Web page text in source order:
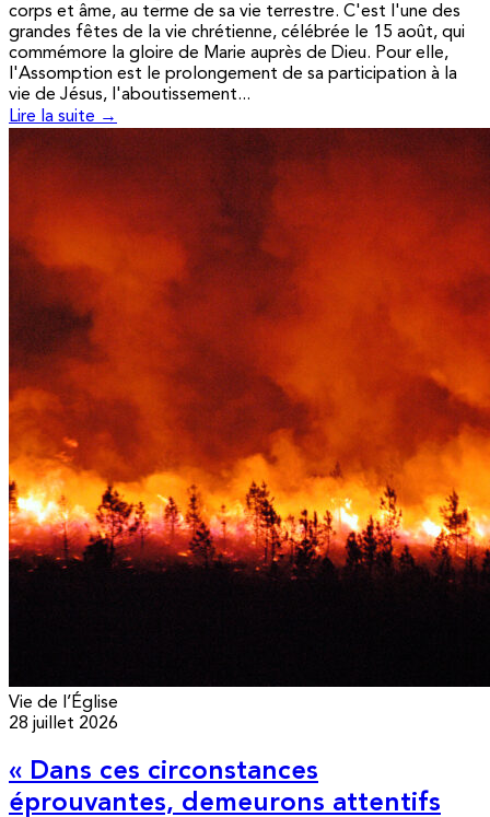
corps et âme, au terme de sa vie terrestre. C'est l'une des
grandes fêtes de la vie chrétienne, célébrée le 15 août, qui
commémore la gloire de Marie auprès de Dieu. Pour elle,
l'Assomption est le prolongement de sa participation à la
vie de Jésus, l'aboutissement...
Lire la suite →
Vie de l’Église
28 juillet 2026
« Dans ces circonstances
éprouvantes, demeurons attentifs